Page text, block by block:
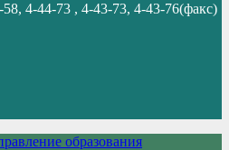
4-44-73 , 4-43-73, 4-43-76(факс)
образования